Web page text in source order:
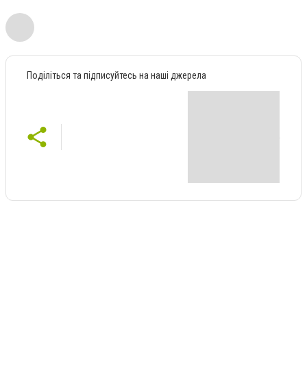
Поділіться та підписуйтесь на наші джерела